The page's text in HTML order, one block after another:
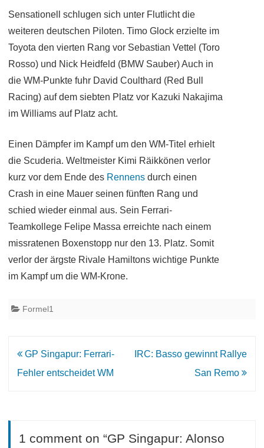
Sensationell schlugen sich unter Flutlicht die
weiteren deutschen Piloten. Timo Glock erzielte im
Toyota den vierten Rang vor Sebastian Vettel (Toro
Rosso) und Nick Heidfeld (BMW Sauber) Auch in
die WM-Punkte fuhr David Coulthard (Red Bull
Racing) auf dem siebten Platz vor Kazuki Nakajima
im Williams auf Platz acht.
Einen Dämpfer im Kampf um den WM-Titel erhielt
die Scuderia. Weltmeister Kimi Räikkönen verlor
kurz vor dem Ende des Rennens durch einen
Crash in eine Mauer seinen fünften Rang und
schied wieder einmal aus. Sein Ferrari-
Teamkollege Felipe Massa erreichte nach einem
missratenen Boxenstopp nur den 13. Platz. Somit
verlor der ärgste Rivale Hamiltons wichtige Punkte
im Kampf um die WM-Krone.
Formel1
Beitrags-
Navigation
GP Singapur: Ferrari-
Fehler entscheidet WM
IRC: Basso gewinnt Rallye
San Remo
1 comment on “GP Singapur: Alonso